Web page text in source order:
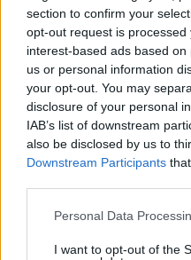
section to confirm your
opt-out request is
interest-based ads based
us or personal information
your opt-out. You may
disclosure of your personal
IAB’s list of downstream
also be disclosed by us to
Downstream Participants
Please note that this
not limited to your visit or
Personal Data
I want to opt-out of the
Ποιο αυτοκίνητο
06.08.2026, 19:12